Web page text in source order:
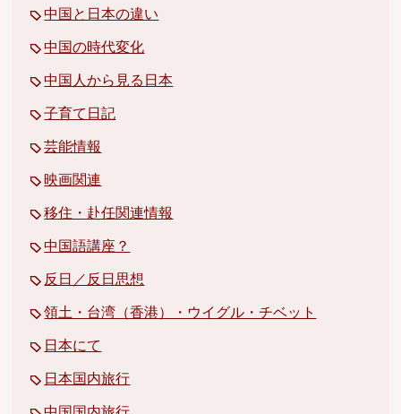
中国と日本の違い
中国の時代変化
中国人から見る日本
子育て日記
芸能情報
映画関連
移住・赴任関連情報
中国語講座？
反日／反日思想
領土・台湾（香港）・ウイグル・チベット
日本にて
日本国内旅行